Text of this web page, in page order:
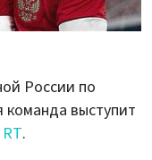
России по
команда выступит
RT.